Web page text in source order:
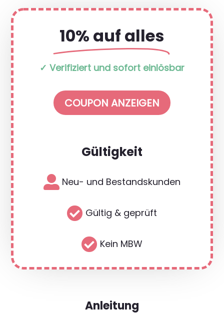
10% auf alles
✓ Verifiziert und sofort einlösbar
COUPON ANZEIGEN
Gültigkeit
 Neu- und Bestandskunden
 Gültig & geprüft
 Kein MBW
Anleitung